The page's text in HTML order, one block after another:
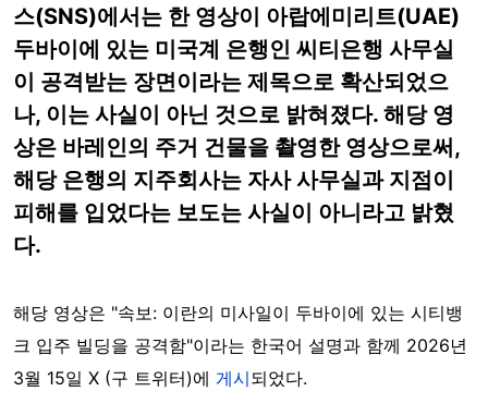
스(SNS)에서는 한 영상이 아랍에미리트(UAE)
두바이에 있는 미국계 은행인 씨티은행 사무실
이 공격받는 장면이라는 제목으로 확산되었으
나, 이는 사실이 아닌 것으로 밝혀졌다. 해당 영
상은 바레인의 주거 건물을 촬영한 영상으로써,
해당 은행의 지주회사는 자사 사무실과 지점이
피해를 입었다는 보도는 사실이 아니라고 밝혔
다.
해당 영상은 "속보: 이란의 미사일이 두바이에 있는 시티뱅
크 입주 빌딩을 공격함"이라는 한국어 설명과 함께 2026년
3월 15일 X (구 트위터)에 게시되었다.